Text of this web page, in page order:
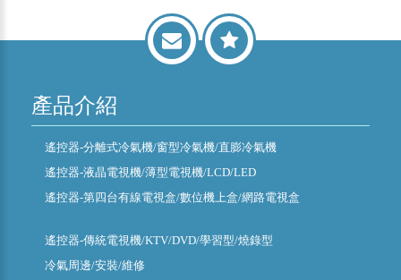
產品介紹
遙控器-分離式冷氣機/窗型冷氣機/直膨冷氣機
遙控器-液晶電視機/薄型電視機/LCD/LED
遙控器-第四台有線電視盒/數位機上盒/網路電視盒
遙控器-傳統電視機/KTV/DVD/學習型/燒錄型
冷氣周邊/安裝/維修